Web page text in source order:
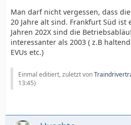
Man darf nicht vergessen, dass
20 Jahre alt sind. Frankfurt Süd ist
Jahren 202X sind die
interessanter als 2003 ( z.B
EVUs etc.)
Einmal editiert, zuletzt von
13:45)